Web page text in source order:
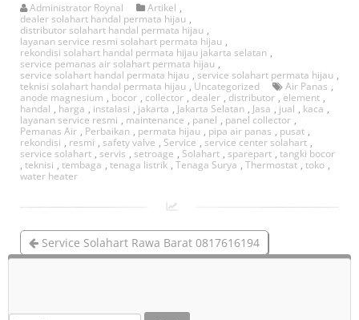
Administrator Roynal Artikel ,
dealer solahart handal permata hijau ,
distributor solahart handal permata hijau ,
layanan service resmi solahart permata hijau ,
rekondisi solahart handal permata hijau jakarta selatan ,
service pemanas air solahart permata hijau ,
service solahart handal permata hijau , service solahart permata hijau ,
teknisi solahart handal permata hijau , Uncategorized Air Panas ,
anode magnesium , bocor , collector , dealer , distributor , element ,
handal , harga , instalasi , jakarta , Jakarta Selatan , Jasa , jual , kaca ,
layanan service resmi , maintenance , panel , panel collector ,
Pemanas Air , Perbaikan , permata hijau , pipa air panas , pusat ,
rekondisi , resmi , safety valve , Service , service center solahart ,
service solahart , servis , setroage , Solahart , sparepart , tangki bocor
, teknisi , tembaga , tenaga listrik , Tenaga Surya , Thermostat , toko ,
water heater
Service Solahart Rawa Barat 0817616194